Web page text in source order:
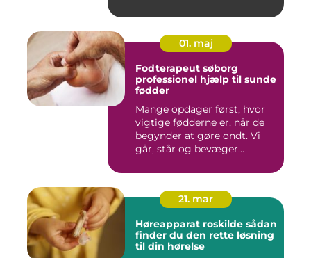
01. maj
Fodterapeut søborg
professionel hjælp til sunde
fødder
Mange opdager først, hvor
vigtige fødderne er, når de
begynder at gøre ondt. Vi
går, står og bevæger...
21. mar
Høreapparat roskilde sådan
finder du den rette løsning
til din hørelse